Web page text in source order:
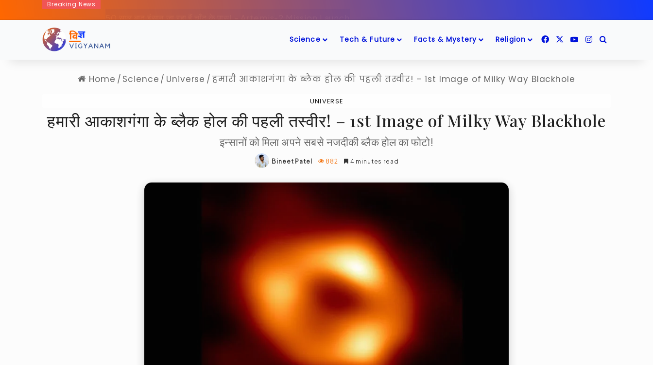
Breaking News
Science Tech & Future Facts & Mystery Religion FacebookYouTubeInstagram
Home / Science / Universe / हमारी आकाशगंगा के ब्लैक होल की पहली तस्वीर! – 1st Image of Milky Way Blackhole
UNIVERSE
हमारी आकाशगंगा के ब्लैक होल की पहली तस्वीर! – 1st Image of Milky Way Blackhole
इन्सानों को मिला अपने सबसे नजदीकी ब्लैक होल का फोटो!
Bineet Patel 882 4 minutes read